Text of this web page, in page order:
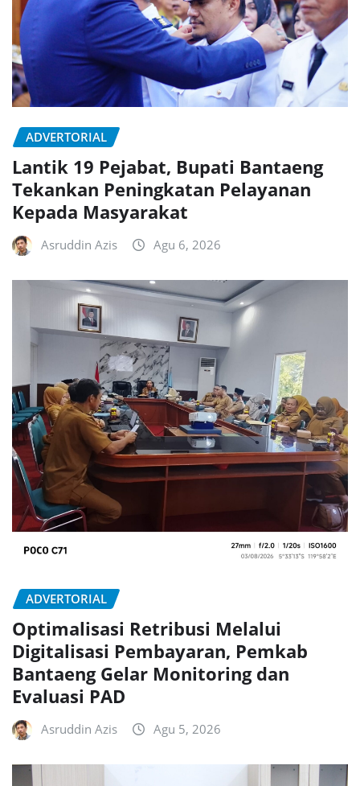
ADVERTORIAL
Lantik 19 Pejabat, Bupati Bantaeng
Tekankan Peningkatan Pelayanan
Kepada Masyarakat
Asruddin Azis Agu 6, 2026
ADVERTORIAL
Optimalisasi Retribusi Melalui
Digitalisasi Pembayaran, Pemkab
Bantaeng Gelar Monitoring dan
Evaluasi PAD
Asruddin Azis Agu 5, 2026